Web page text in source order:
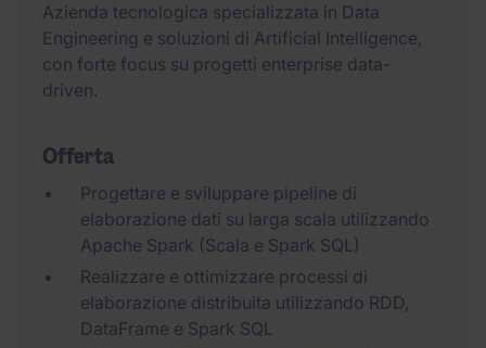
Azienda tecnologica specializzata in Data
Engineering e soluzioni di Artificial Intelligence,
con forte focus su progetti enterprise data-
driven.
Offerta
Progettare e sviluppare pipeline di
elaborazione dati su larga scala utilizzando
Apache Spark (Scala e Spark SQL)
Realizzare e ottimizzare processi di
elaborazione distribuita utilizzando RDD,
DataFrame e Spark SQL